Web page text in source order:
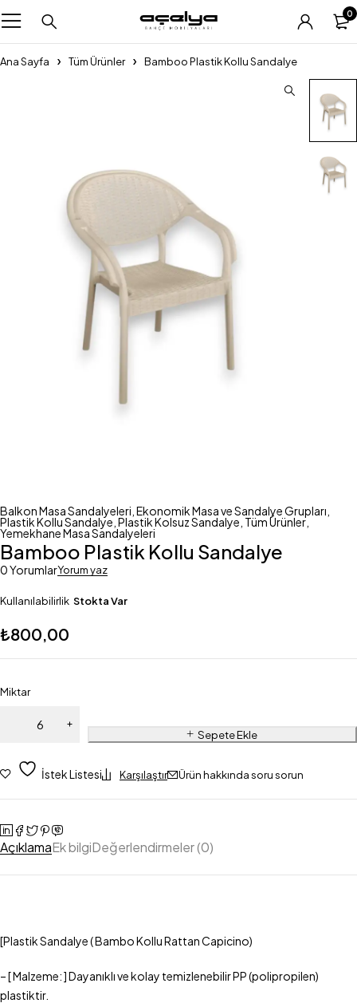
0
Ana Sayfa Tüm Ürünler Bamboo Plastik Kollu Sandalye
Balkon Masa Sandalyeleri Ekonomik Masa ve Sandalye Grupları
Plastik Kollu Sandalye Plastik Kolsuz Sandalye Tüm Ürünler
Yemekhane Masa Sandalyeleri
Bamboo Plastik Kollu Sandalye
0 YorumlarYorum yaz
Kullanılabilirlik Stokta Var
₺800,00
Miktar
Sepete Ekle
İstek Listesi Karşılaştır Ürün hakkında soru sorun
AçıklamaEk bilgiDeğerlendirmeler (0)
[Plastik Sandalye ( Bambo Kollu Rattan Capicino)
– [ Malzeme: ] Dayanıklı ve kolay temizlenebilir PP (polipropilen)
plastiktir.